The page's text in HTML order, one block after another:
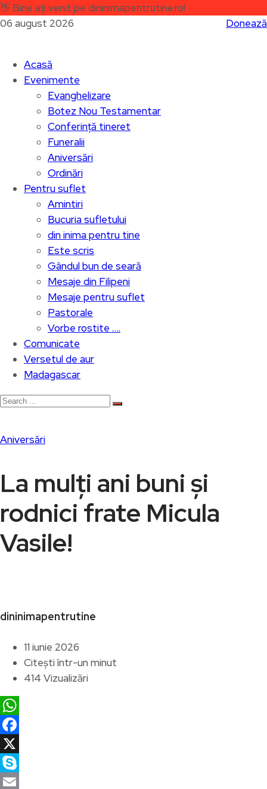
👋 Bine ați venit pe dininimapentrutine.ro!
06 august 2026
Donează
Acasă
Evenimente
Evanghelizare
Botez Nou Testamentar
Conferință tineret
Funeralii
Aniversări
Ordinări
Pentru suflet
Amintiri
Bucuria sufletului
din inima pentru tine
Este scris
Gândul bun de seară
Mesaje din Filipeni
Mesaje pentru suflet
Pastorale
Vorbe rostite ….
Comunicate
Versetul de aur
Madagascar
Aniversări
La mulți ani buni și
rodnici frate Micula
Vasile!
dininimapentrutine
11 iunie 2026
Citești într-un minut
414 Vizualizări
WhatsApp
Facebook
X
Skype